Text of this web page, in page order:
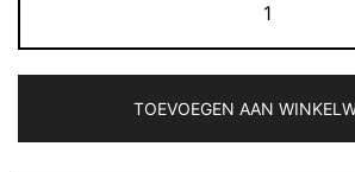
afsluitbare
met
infuser
TOEVOEGEN AAN